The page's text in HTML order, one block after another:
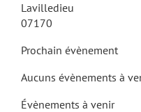
Lavilledieu
07170
Prochain évènement
Aucuns évènements à
Évènements à venir